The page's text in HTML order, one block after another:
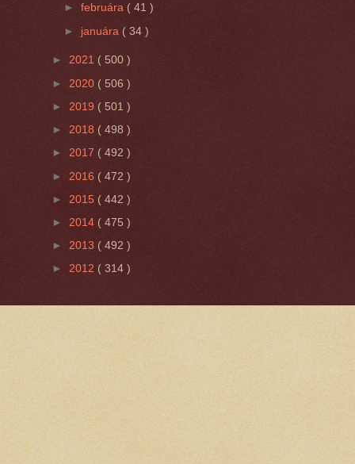
►februára ( 41 )
► januára( 34 )
► 2021 ( 500 )
► 2020 ( 506 )
► 2019 ( 501 )
► 2018 ( 498 )
► 2017 ( 492 )
► 2016 ( 472 )
► 2015 ( 442 )
► 2014 ( 475 )
► 2013 ( 492 )
► 2012 ( 314 )